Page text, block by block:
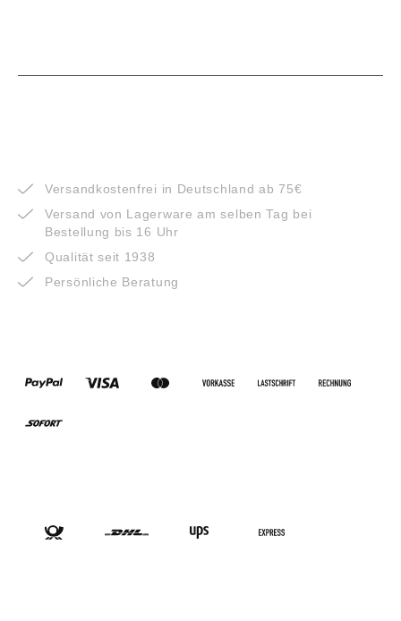
Versandkostenfrei in Deutschland ab 75€
Versand von Lagerware am selben Tag bei
Bestellung bis 16 Uhr
Qualität seit 1938
Persönliche Beratung